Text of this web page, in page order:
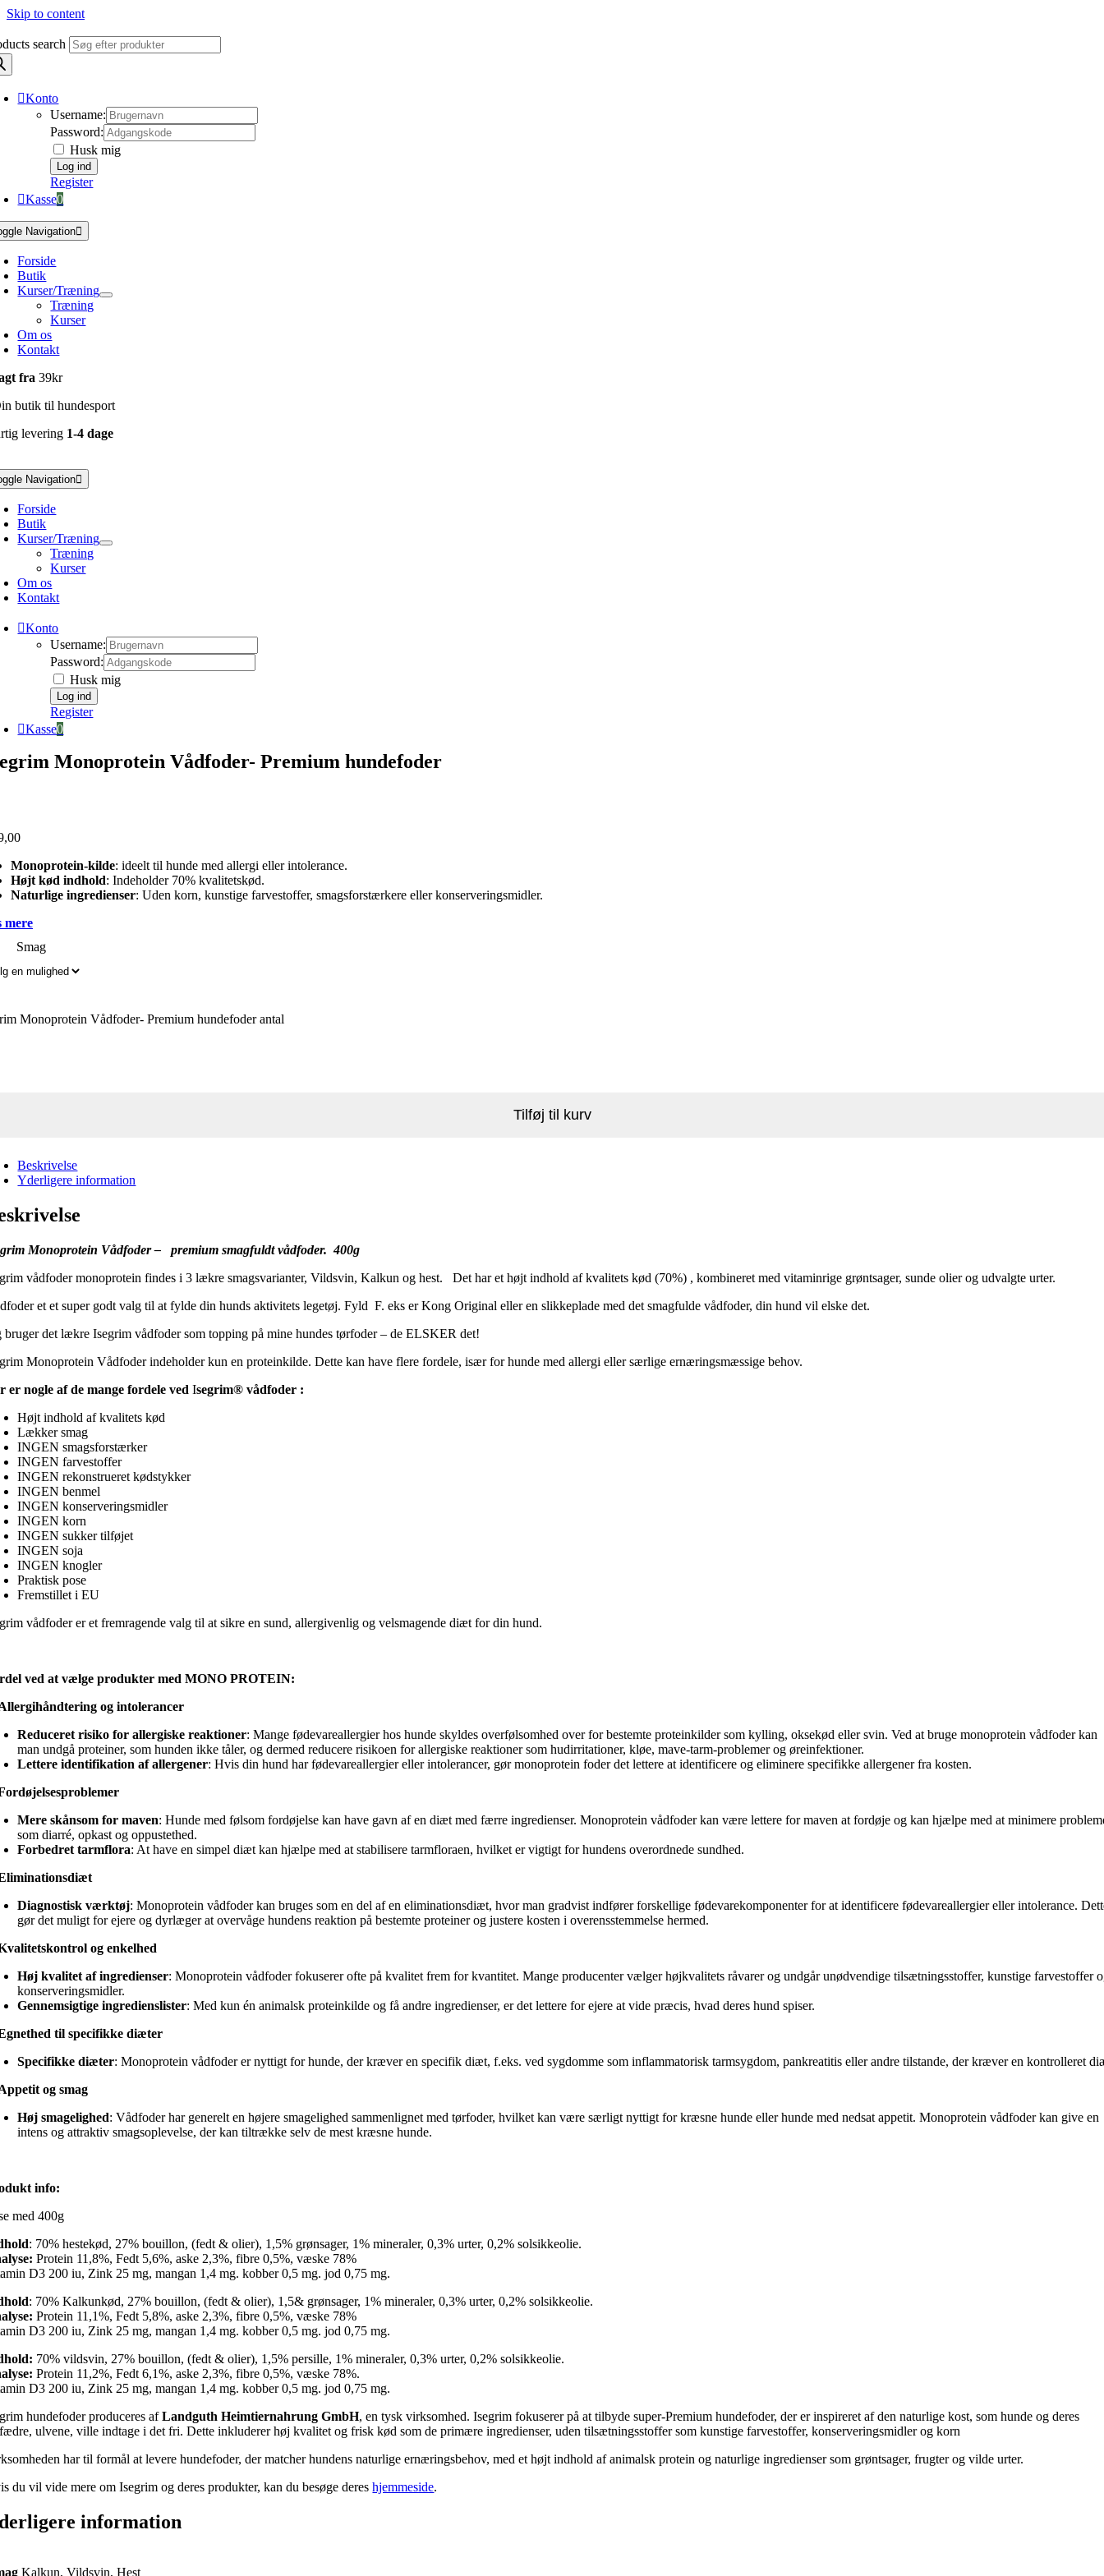
Skip to content
search
Konto
Username:
Password:
Husk mig
Register
Kasse0
Navigation
Forside
Butik
Kurser/Træning
Træning
Kurser
Om os
Kontakt
fra39kr
butik til hundesport
levering 1-4 dage
Navigation
Forside
Butik
Kurser/Træning
Træning
Kurser
Om os
Kontakt
Konto
Username:
Password:
Husk mig
Register
Kasse0
Monoprotein Vådfoder- Premium hundefoder
Monoprotein-kilde: ideelt til hunde med allergi eller intolerance.
Højt kød indhold: Indeholder 70% kvalitetskød.
Naturlige ingredienser: Uden korn, kunstige farvestoffer, smagsforstærkere eller konserveringsmidler.
mere
Smag
Monoprotein Vådfoder- Premium hundefoder antal
Tilføj til kurv
Beskrivelse
Yderligere information
Monoprotein Vådfoder – premium smagfuldt vådfoder. 400g
vådfoder monoprotein findes i 3 lækre smagsvarianter, Vildsvin, Kalkun og hest. Det har et højt indhold af kvalitets kød (70%) , kombineret med vitaminrige grøntsager, sunde olier og udvalgte urter.
et et super godt valg til at fylde din hunds aktivitets legetøj. Fyld F. eks er Kong Original eller en slikkeplade med det smagfulde vådfoder, din hund vil elske det.
bruger det lækre Isegrim vådfoder som topping på mine hundes tørfoder – de ELSKER det!
Monoprotein Vådfoder indeholder kun en proteinkilde. Dette kan have flere fordele, især for hunde med allergi eller særlige ernæringsmæssige behov.
er nogle af de mange fordele ved Isegrim® vådfoder :
Højt indhold af kvalitets kød
Lækker smag
INGEN smagsforstærker
INGEN farvestoffer
INGEN rekonstrueret kødstykker
INGEN benmel
INGEN konserveringsmidler
INGEN korn
INGEN sukker tilføjet
INGEN soja
INGEN knogler
Praktisk pose
Fremstillet i EU
vådfoder er et fremragende valg til at sikre en sund, allergivenlig og velsmagende diæt for din hund.
ved at vælge produkter med MONO PROTEIN:
og intolerancer
Reduceret risiko for allergiske reaktioner: Mange fødevareallergier hos hunde skyldes overfølsomhed over for bestemte proteinkilder som kylling, oksekød eller svin. Ved at bruge monoprotein vådfoder kan
man undgå proteiner, som hunden ikke tåler, og dermed reducere risikoen for allergiske reaktioner som hudirritationer, kløe, mave-tarm-problemer og øreinfektioner.
Lettere identifikation af allergener: Hvis din hund har fødevareallergier eller intolerancer, gør monoprotein foder det lettere at identificere og eliminere specifikke allergener fra kosten.
Mere skånsom for maven: Hunde med følsom fordøjelse kan have gavn af en diæt med færre ingredienser. Monoprotein vådfoder kan være lettere for maven at fordøje og kan hjælpe med at minimere
som diarré, opkast og oppustethed.
Forbedret tarmflora: At have en simpel diæt kan hjælpe med at stabilisere tarmfloraen, hvilket er vigtigt for hundens overordnede sundhed.
Diagnostisk værktøj: Monoprotein vådfoder kan bruges som en del af en eliminationsdiæt, hvor man gradvist indfører forskellige fødevarekomponenter for at identificere fødevareallergier eller intolerance.
gør det muligt for ejere og dyrlæger at overvåge hundens reaktion på bestemte proteiner og justere kosten i overensstemmelse hermed.
og enkelhed
Høj kvalitet af ingredienser: Monoprotein vådfoder fokuserer ofte på kvalitet frem for kvantitet. Mange producenter vælger højkvalitets råvarer og undgår unødvendige tilsætningsstoffer, kunstige farvestoffer
konserveringsmidler.
Gennemsigtige ingredienslister: Med kun én animalsk proteinkilde og få andre ingredienser, er det lettere for ejere at vide præcis, hvad deres hund spiser.
til specifikke diæter
Specifikke diæter: Monoprotein vådfoder er nyttigt for hunde, der kræver en specifik diæt, f.eks. ved sygdomme som inflammatorisk tarmsygdom, pankreatitis eller andre tilstande, der kræver en kontrolleret
og smag
Høj smagelighed: Vådfoder har generelt en højere smagelighed sammenlignet med tørfoder, hvilket kan være særligt nyttigt for kræsne hunde eller hunde med nedsat appetit. Monoprotein vådfoder kan give en
intens og attraktiv smagsoplevelse, der kan tiltrække selv de mest kræsne hunde.
info:
med 400g
: 70% hestekød, 27% bouillon, (fedt & olier), 1,5% grønsager, 1% mineraler, 0,3% urter, 0,2% solsikkeolie.
Protein 11,8%, Fedt 5,6%, aske 2,3%, fibre 0,5%, væske 78%
D3 200 iu, Zink 25 mg, mangan 1,4 mg. kobber 0,5 mg. jod 0,75 mg.
: 70% Kalkunkød, 27% bouillon, (fedt & olier), 1,5& grønsager, 1% mineraler, 0,3% urter, 0,2% solsikkeolie.
Protein 11,1%, Fedt 5,8%, aske 2,3%, fibre 0,5%, væske 78%
D3 200 iu, Zink 25 mg, mangan 1,4 mg. kobber 0,5 mg. jod 0,75 mg.
70% vildsvin, 27% bouillon, (fedt & olier), 1,5% persille, 1% mineraler, 0,3% urter, 0,2% solsikkeolie.
Protein 11,2%, Fedt 6,1%, aske 2,3%, fibre 0,5%, væske 78%.
D3 200 iu, Zink 25 mg, mangan 1,4 mg. kobber 0,5 mg. jod 0,75 mg.
hundefoder produceres afLandguth Heimtiernahrung GmbH, en tysk virksomhed. Isegrim fokuserer på at tilbyde super-Premium hundefoder, der er inspireret af den naturlige kost, som hunde og deres
ulvene, ville indtage i det fri. Dette inkluderer høj kvalitet og frisk kød som de primære ingredienser, uden tilsætningsstoffer som kunstige farvestoffer, konserveringsmidler og korn​
har til formål at levere hundefoder, der matcher hundens naturlige ernæringsbehov, med et højt indhold af animalsk protein og naturlige ingredienser som grøntsager, frugter og vilde urter.
du vil vide mere om Isegrim og deres produkter, kan du besøge dereshjemmeside.
information
Kalkun, Vildsvin, Hest